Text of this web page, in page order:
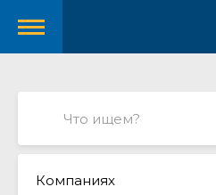
Компаниях